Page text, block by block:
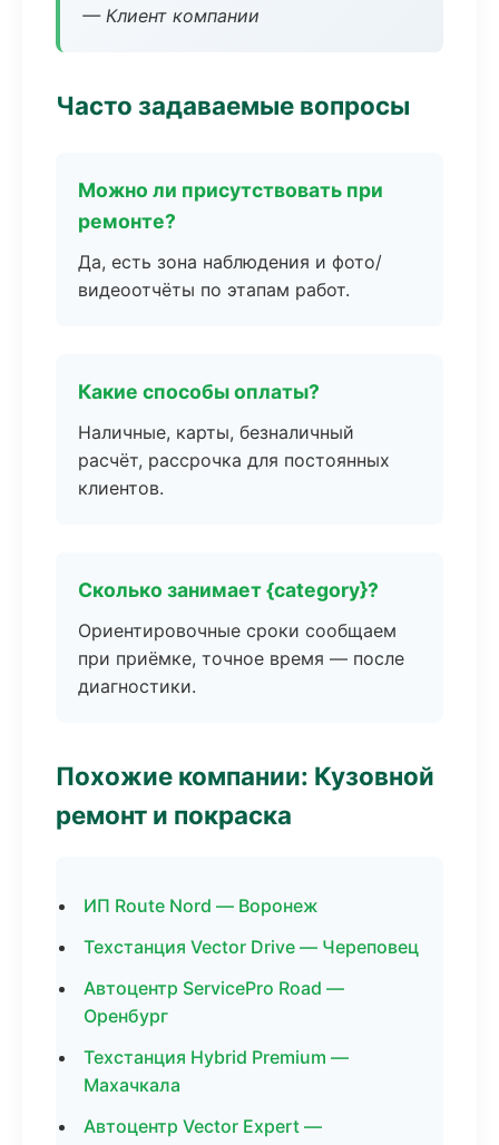
— Клиент компании
Часто задаваемые вопросы
Можно ли присутствовать при
ремонте?
Да, есть зона наблюдения и фото/
видеоотчёты по этапам работ.
Какие способы оплаты?
Наличные, карты, безналичный
расчёт, рассрочка для постоянных
клиентов.
Сколько занимает {category}?
Ориентировочные сроки сообщаем
при приёмке, точное время — после
диагностики.
Похожие компании: Кузовной
ремонт и покраска
ИП Route Nord — Воронеж
Техстанция Vector Drive — Череповец
Автоцентр ServicePro Road —
Оренбург
Техстанция Hybrid Premium —
Махачкала
Автоцентр Vector Expert —